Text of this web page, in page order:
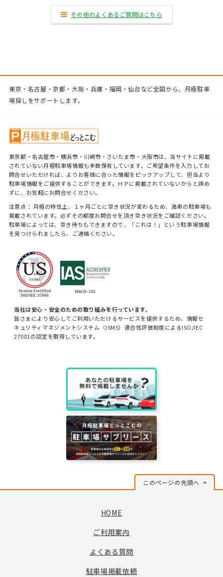
その他のよくあるご質問はこちら
東京・名古屋・京都・大阪・兵庫・福岡・仙台など全国から、月極駐車
場探しをサポートします。
東京都・名古屋市・横浜市・川崎市・さいたま市・大阪市は、当サイトに掲載
されていない月極駐車場情報も多数保有しています。ご希望条件を入力してお
問合せいただければ、よりお客様に合った情報をピックアップして、担当より
駐車場情報をご提供することができます。ＨＰに掲載されていないからと諦め
ずに、お気軽にお問合せください。
注意点： 月極の特性上、１ヶ月ごとに空き状況が変わるため、満車の駐車場も
掲載されています。必ずその都度お問合せを頂き空き状況をご確認ください。
駐車場によっては、空き待ちもできますので、「これは！」という駐車場情報
を見つけられましたら、ご連絡ください。
当社は安心・安全のための取り組みを行っています。
皆さまにより安心してご利用いただけるサービスを提供するため、情報セ
キュリティマネジメントシステム（ISMS）適合性評価制度によるISO/IEC
27001の認定を取得しています。
このページの先頭へ
HOME
ご利用案内
よくある質問
駐車場掲載依頼